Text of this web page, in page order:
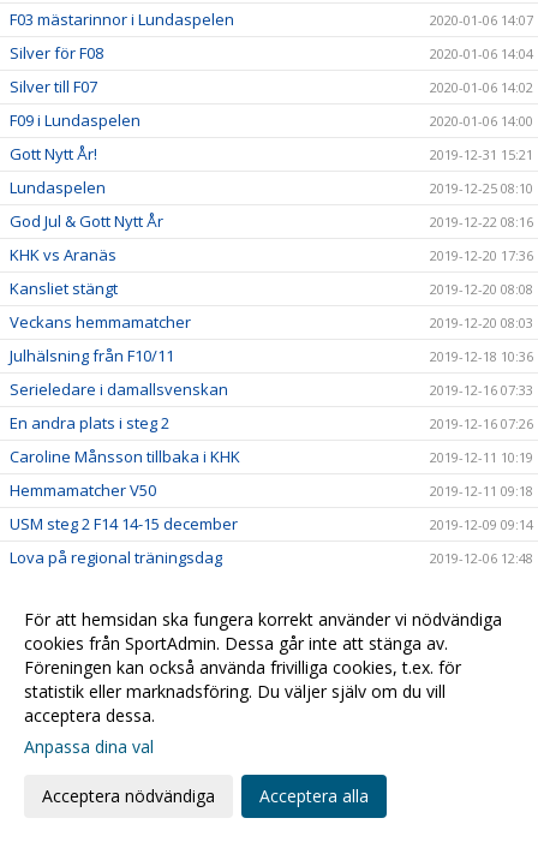
F03 mästarinnor i Lundaspelen 2020-01-06 14:07
Silver för F08 2020-01-06 14:04
Silver till F07 2020-01-06 14:02
F09 i Lundaspelen 2020-01-06 14:00
Gott Nytt År! 2019-12-31 15:21
Lundaspelen 2019-12-25 08:10
God Jul & Gott Nytt År 2019-12-22 08:16
KHK vs Aranäs 2019-12-20 17:36
Kansliet stängt 2019-12-20 08:08
Veckans hemmamatcher 2019-12-20 08:03
Julhälsning från F10/11 2019-12-18 10:36
Serieledare i damallsvenskan 2019-12-16 07:33
En andra plats i steg 2 2019-12-16 07:26
Caroline Månsson tillbaka i KHK 2019-12-11 10:19
Hemmamatcher V50 2019-12-11 09:18
USM steg 2 F14 14-15 december 2019-12-09 09:14
Lova på regional träningsdag 2019-12-06 12:48
Hemmamatcher V49 2019-12-04 09:35
F07/08 på träning med Tomas 2019-12-04 08:33
KHK vs. Nacka 2019-12-02 08:37
Skön vändning i Halmstad
Hemmamatcher V47
Viktig seger för damlaget
För att hemsidan ska fungera korrekt använder vi nödvändiga
cookies från SportAdmin. Dessa går inte att stänga av.
Föreningen kan också använda frivilliga cookies, t.ex. för
statistik eller marknadsföring. Du väljer själv om du vill
acceptera dessa.
Anpassa dina val
Acceptera nödvändiga Acceptera alla